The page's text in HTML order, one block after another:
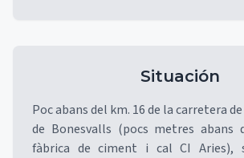
Situación
Poc abans del km. 16 de la carretera
de Bonesvalls (pocs metres abans
fàbrica de ciment i cal CI Aries),